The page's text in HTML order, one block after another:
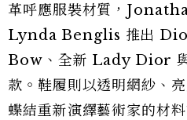
革呼應服裝材質，
Lynda Benglis 推出
Bow、全新 Lady Dior
款。鞋履則以透明網紗、
蝶結重新演繹藝術家的材